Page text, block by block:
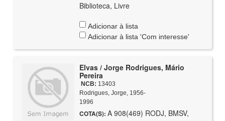
Biblioteca, Livre
Adicionar à lista
Adicionar à lista 'Com interesse'
Elvas / Jorge Rodrigues, Mário
Pereira
NCB: 13403
Rodrigues, Jorge, 1956-
1996
COTA(S): A 908(469) RODJ, BMSV,